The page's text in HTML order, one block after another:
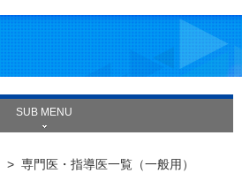
SUB MENU
> 専門医・指導医一覧（一般用）